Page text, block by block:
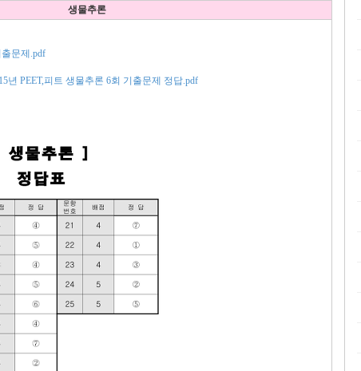
생물추론
출문제.pdf
년 PEET,피트 생물추론 6회 기출문제 정답.pdf